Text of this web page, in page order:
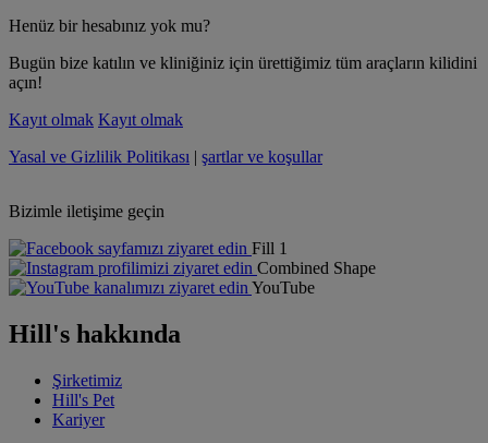
Henüz bir hesabınız yok mu?
Bugün bize katılın ve kliniğiniz için ürettiğimiz tüm araçların kilidini
açın!
Kayıt olmak Kayıt olmak
Yasal ve Gizlilik Politikası | şartlar ve koşullar
Bizimle iletişime geçin
Fill 1
Combined Shape
YouTube
Hill's hakkında
Şirketimiz
Hill's Pet
Kariyer